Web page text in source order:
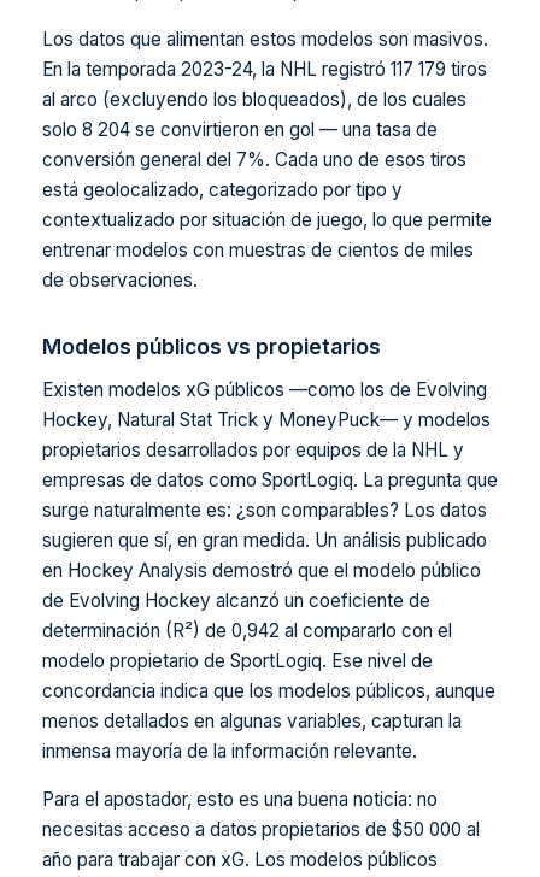
Los datos que alimentan estos modelos son masivos.
En la temporada 2023-24, la NHL registró 117 179 tiros
al arco (excluyendo los bloqueados), de los cuales
solo 8 204 se convirtieron en gol — una tasa de
conversión general del 7%. Cada uno de esos tiros
está geolocalizado, categorizado por tipo y
contextualizado por situación de juego, lo que permite
entrenar modelos con muestras de cientos de miles
de observaciones.
Modelos públicos vs propietarios
Existen modelos xG públicos —como los de Evolving
Hockey, Natural Stat Trick y MoneyPuck— y modelos
propietarios desarrollados por equipos de la NHL y
empresas de datos como SportLogiq. La pregunta que
surge naturalmente es: ¿son comparables? Los datos
sugieren que sí, en gran medida. Un análisis publicado
en Hockey Analysis demostró que el modelo público
de Evolving Hockey alcanzó un coeficiente de
determinación (R²) de 0,942 al compararlo con el
modelo propietario de SportLogiq. Ese nivel de
concordancia indica que los modelos públicos, aunque
menos detallados en algunas variables, capturan la
inmensa mayoría de la información relevante.
Para el apostador, esto es una buena noticia: no
necesitas acceso a datos propietarios de $50 000 al
año para trabajar con xG. Los modelos públicos